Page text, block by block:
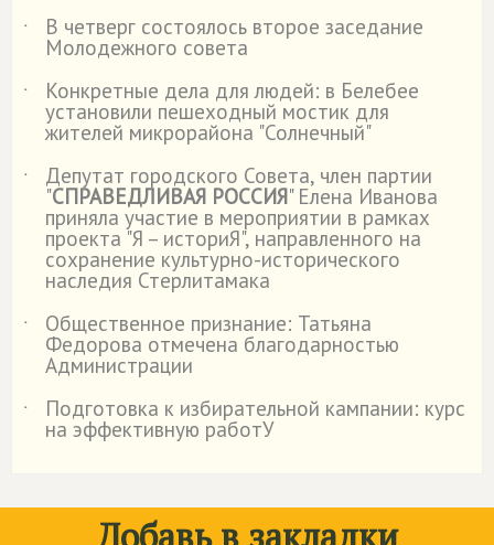
˙ В четверг состоялось второе заседание
Молодежного совета
˙
Конкретные дела для людей: в Белебее
установили пешеходный мостик для
жителей микрорайона "Солнечный"
˙
Депутат городского Совета, член партии
"СПРАВЕДЛИВАЯ РОССИЯ" Елена Иванова
приняла участие в мероприятии в рамках
проекта "Я – историЯ", направленного на
сохранение культурно-исторического
наследия Стерлитамака
˙
Общественное признание: Татьяна
Федорова отмечена благодарностью
Администрации
˙
Подготовка к избирательной кампании: курс
на эффективную работУ